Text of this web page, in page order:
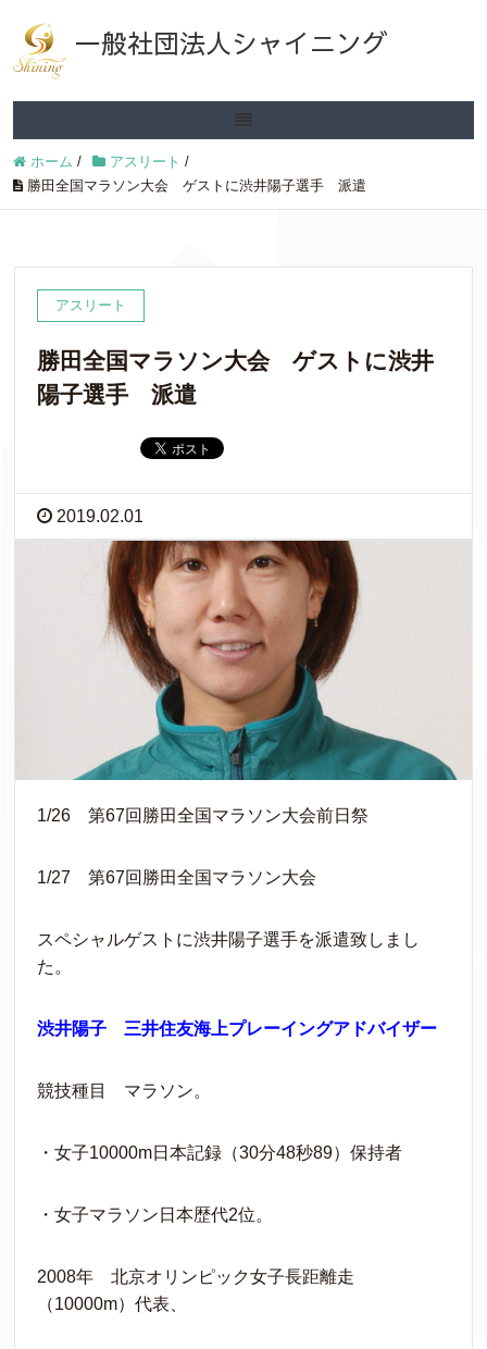
一般社団法人シャイニング
ホーム / アスリート /
勝田全国マラソン大会 ゲストに渋井陽子選手 派遣
アスリート
勝田全国マラソン大会 ゲストに渋井
陽子選手 派遣
2019.02.01
1/26 第67回勝田全国マラソン大会前日祭
1/27 第67回勝田全国マラソン大会
スペシャルゲストに渋井陽子選手を派遣致しまし
た。
渋井陽子 三井住友海上プレーイングアドバイザー
競技種目 マラソン。
・女子10000m日本記録（30分48秒89）保持者
・女子マラソン日本歴代2位。
2008年 北京オリンピック女子長距離走
（10000m）代表、